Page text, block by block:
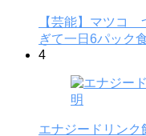
【芸能】マツコ
ぎて一日6パック
4
エナジードリンク